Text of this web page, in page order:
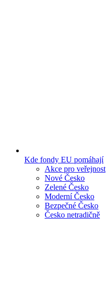
Kde fondy EU pomáhají
Akce pro veřejnost
Nové Česko
Zelené Česko
Moderní Česko
Bezpečné Česko
Česko netradičně